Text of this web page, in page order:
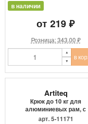
в наличии
от 219 ₽
Розница: 343.00 ₽
в
Artiteq
Крюк до 10 кг для
алюминиевых рам, с
механически...
арт. 5-11171